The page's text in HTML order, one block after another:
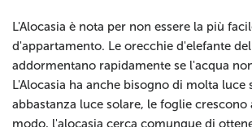
L'Alocasia è nota per non essere la più
d'appartamento. Le orecchie d'elefante
addormentano rapidamente se l'acqua
L'Alocasia ha anche bisogno di molta luce
abbastanza luce solare, le foglie crescono
modo, l'alocasia cerca comunque di